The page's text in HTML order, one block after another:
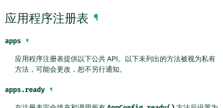
应用程序注册表 ¶
apps ¶
应用程序注册表提供以下公共 API。以下未列出的方法被视为私有
方法，可能会更改，恕不另行通知。
apps.ready ¶